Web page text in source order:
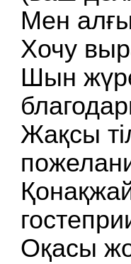
Мен
Хочу
Шын
Жақсы
Оқасы